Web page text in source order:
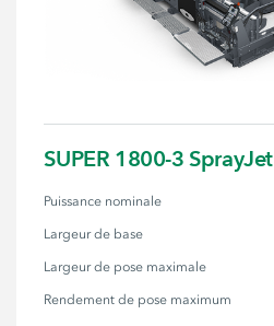
SUPER 1800-3 SprayJet
Puissance nominale
Largeur de base
Largeur de pose maximale
Rendement de pose maximum